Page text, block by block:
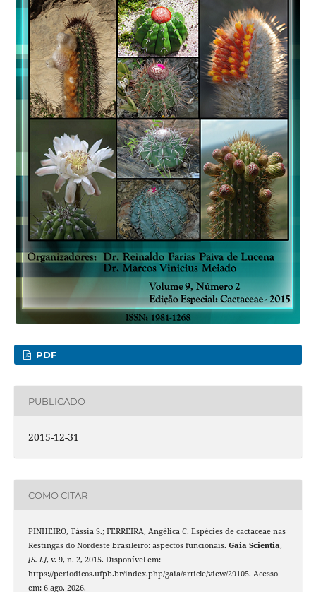
PDF
PUBLICADO
2015-12-31
COMO CITAR
PINHEIRO, Tássia S.; FERREIRA, Angélica C. Espécies de cactaceae nas
Restingas do Nordeste brasileiro: aspectos funcionais. Gaia Scientia,
[S. l.], v. 9, n. 2, 2015. Disponível em:
https://periodicos.ufpb.br/index.php/gaia/article/view/29105. Acesso
em: 6 ago. 2026.